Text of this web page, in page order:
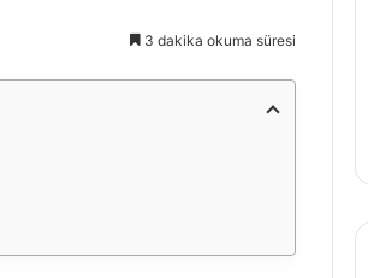
3 dakika okuma süresi